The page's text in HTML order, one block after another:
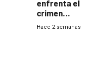
enfrenta el
crimen
organizado con
Hace 2 semanas